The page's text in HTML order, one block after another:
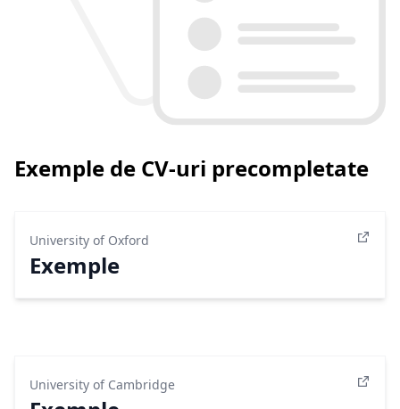
Exemple de CV-uri precompletate
University of Oxford
Exemple
University of Cambridge